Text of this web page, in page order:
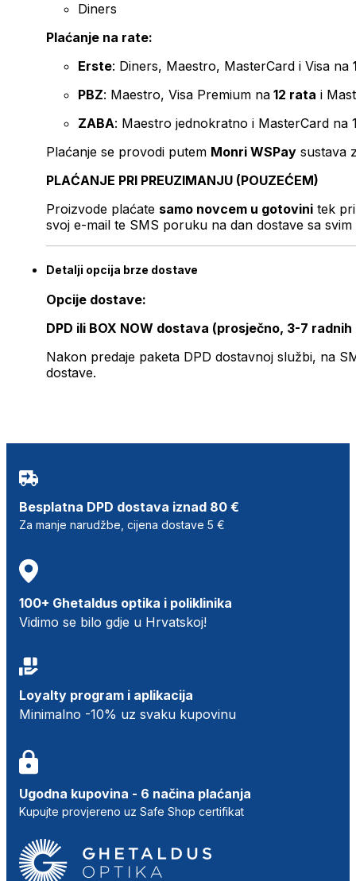
Diners
Plaćanje na rate:
Erste: Diners, Maestro, MasterCard i Visa na
PBZ: Maestro, Visa Premium na 12 rata i
ZABA: Maestro jednokratno i MasterCard na
Plaćanje se provodi putem Monri WSPay sustava
PLAĆANJE PRI PREUZIMANJU (POUZEĆEM)
Proizvode plaćate samo novcem u gotovini tek
svoj e-mail te SMS poruku na dan dostave sa svim
Detalji opcija brze dostave
Opcije dostave:
DPD ili BOX NOW dostava (prosječno, 3-7 radnih
Nakon predaje paketa DPD dostavnoj službi, na
dostave.
Besplatna DPD dostava iznad 80 €
Za manje narudžbe, cijena dostave 5 €
100+ Ghetaldus optika i poliklinika
Vidimo se bilo gdje u Hrvatskoj!
Loyalty program i aplikacija
Minimalno -10% uz svaku kupovinu
Ugodna kupovina - 6 načina plaćanja
Kupujte provjereno uz Safe Shop certifikat